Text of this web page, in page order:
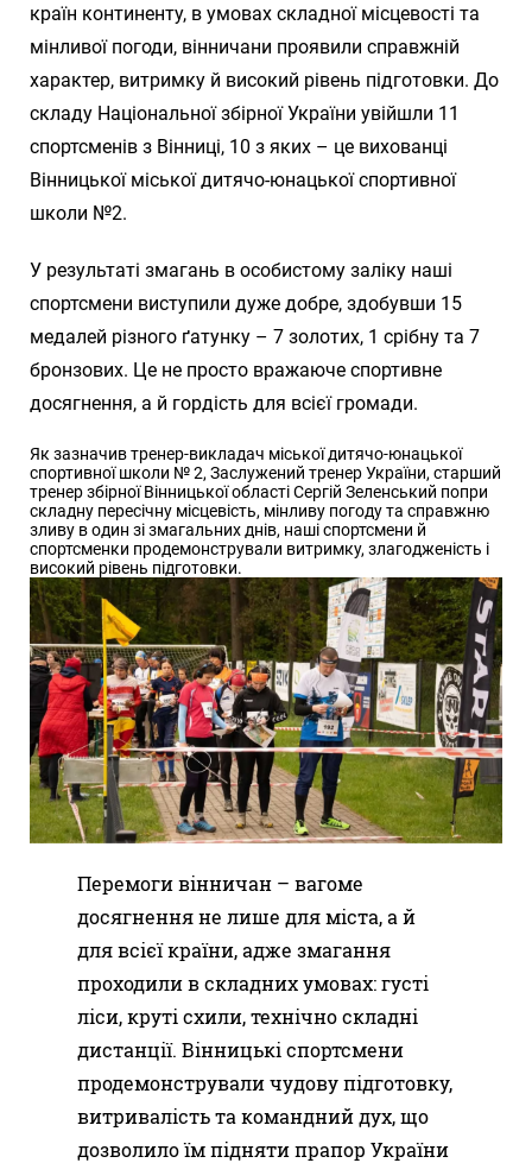
країн континенту, в умовах складної місцевості та
мінливої погоди, вінничани проявили справжній
характер, витримку й високий рівень підготовки. До
складу Національної збірної України увійшли 11
спортсменів з Вінниці, 10 з яких – це вихованці
Вінницької міської дитячо-юнацької спортивної
школи №2.
У результаті змагань в особистому заліку наші
спортсмени виступили дуже добре, здобувши 15
медалей різного ґатунку – 7 золотих, 1 срібну та 7
бронзових. Це не просто вражаюче спортивне
досягнення, а й гордість для всієї громади.
Як зазначив тренер-викладач міської дитячо-юнацької
спортивної школи № 2, Заслужений тренер України, старший
тренер збірної Вінницької області Сергій Зеленський попри
складну пересічну місцевість, мінливу погоду та справжню
зливу в один зі змагальних днів, наші спортсмени й
спортсменки продемонстрували витримку, злагодженість і
високий рівень підготовки.
Перемоги вінничан – вагоме
досягнення не лише для міста, а й
для всієї країни, адже змагання
проходили в складних умовах: густі
ліси, круті схили, технічно складні
дистанції. Вінницькі спортсмени
продемонстрували чудову підготовку,
витривалість та командний дух, що
дозволило їм підняти прапор України